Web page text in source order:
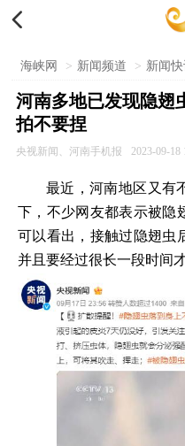

海峡网 > 新闻频道 > 新闻
河南多地已发现隐翅
拍不要捏
央视新闻、河南手机报 2023-09-18
最近，河南地区又有
下，不少网友都表示被隐
可以看出，接触过隐翅虫
并且要经过很长一段时间